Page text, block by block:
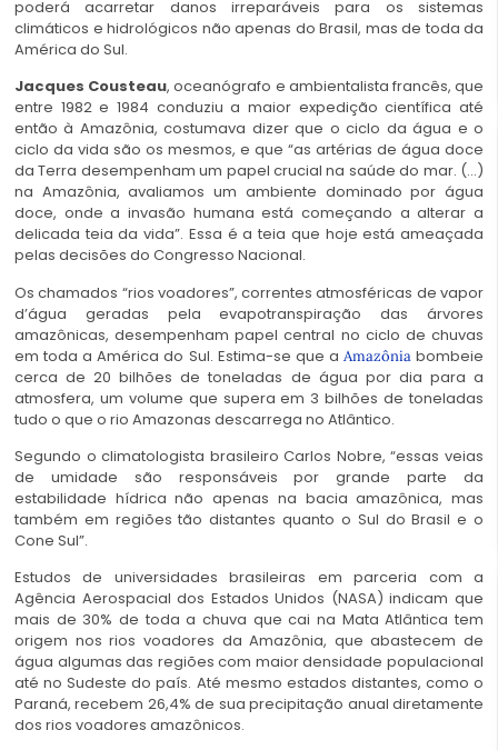
poderá acarretar danos irreparáveis para os sistemas
climáticos e hidrológicos não apenas do Brasil, mas de toda da
América do Sul.
Jacques Cousteau, oceanógrafo e ambientalista francês, que
entre 1982 e 1984 conduziu a maior expedição científica até
então à Amazônia, costumava dizer que o ciclo da água e o
ciclo da vida são os mesmos, e que “as artérias de água doce
da Terra desempenham um papel crucial na saúde do mar. (…)
na Amazônia, avaliamos um ambiente dominado por água
doce, onde a invasão humana está começando a alterar a
delicada teia da vida”. Essa é a teia que hoje está ameaçada
pelas decisões do Congresso Nacional.
Os chamados “rios voadores”, correntes atmosféricas de vapor
d’água geradas pela evapotranspiração das árvores
amazônicas, desempenham papel central no ciclo de chuvas
em toda a América do Sul. Estima-se que a Amazôniabombeie
cerca de 20 bilhões de toneladas de água por dia para a
atmosfera, um volume que supera em 3 bilhões de toneladas
tudo o que o rio Amazonas descarrega no Atlântico.
Segundo o climatologista brasileiro Carlos Nobre, “essas veias
de umidade são responsáveis por grande parte da
estabilidade hídrica não apenas na bacia amazônica, mas
também em regiões tão distantes quanto o Sul do Brasil e o
Cone Sul”.
Estudos de universidades brasileiras em parceria com a
Agência Aerospacial dos Estados Unidos (NASA) indicam que
mais de 30% de toda a chuva que cai na Mata Atlântica tem
origem nos rios voadores da Amazônia, que abastecem de
água algumas das regiões com maior densidade populacional
até no Sudeste do país. Até mesmo estados distantes, como o
Paraná, recebem 26,4% de sua precipitação anual diretamente
dos rios voadores amazônicos.